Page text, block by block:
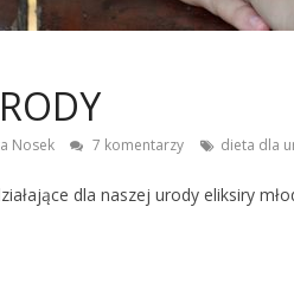
Nosek 7 komentarzy dieta dla
dla naszej urody eliksiry